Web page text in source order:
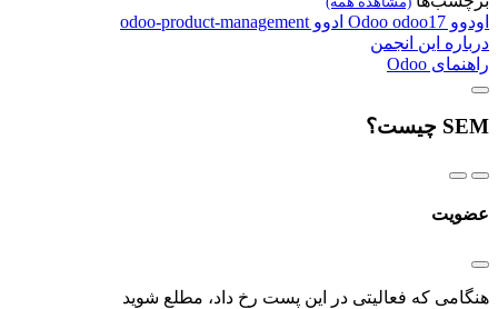
اودوو Odoo odoo17 ادوو odoo-product-management
درباره این انجمن
راهنمای Odoo
SEM چیست؟
عضویت
هنگامی که فعالیتی در این پست رخ داد، مطلع شوید